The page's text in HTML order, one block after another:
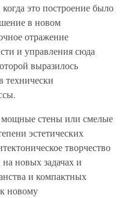
это построение было
в новом
отражение
и управления сюда
выразилось
технически
мощные стены или смелые
эстетических
творчество
на новых задачах и
и компактных
новому